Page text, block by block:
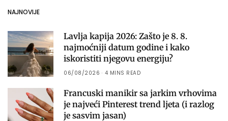
NAJNOVIJE
Lavlja kapija 2026: Zašto je 8. 8.
najmoćniji datum godine i kako
iskoristiti njegovu energiju?
06/08/2026 4 MINS READ
Francuski manikir sa jarkim vrhovima
je najveći Pinterest trend ljeta (i razlog
je sasvim jasan)